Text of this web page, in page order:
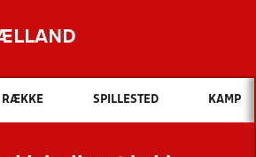
Hvad vil du søge efter?
INDHOLD OG NYHEDER
RÆKKE SPILLESTED KAMP